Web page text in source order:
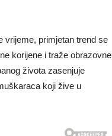
vrijeme, primjetan trend se
korijene i traže obrazovne
života zasenjuje
koji žive u